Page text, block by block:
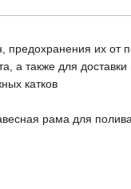
их от
а также для
катков
рама для